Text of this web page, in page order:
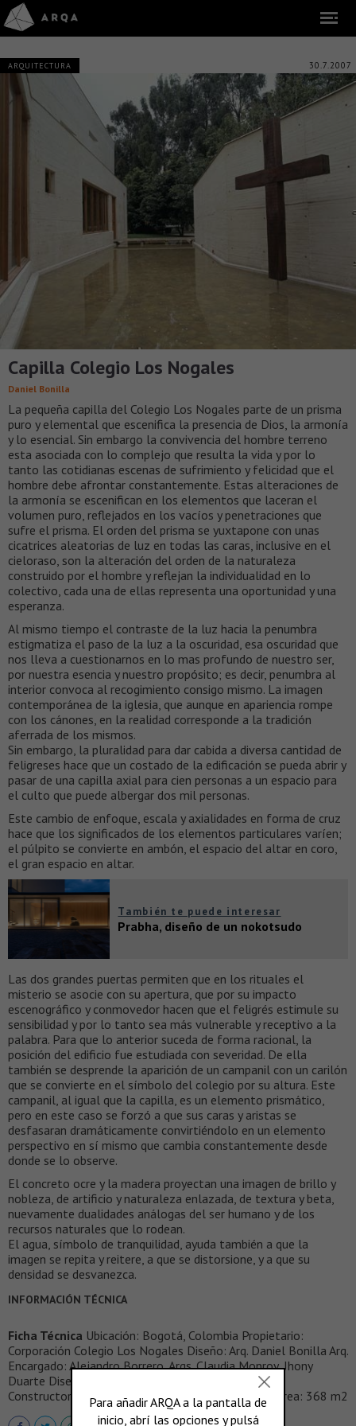
ARQUITECTURA 30.7.2007
Capilla Colegio Los Nogales
Daniel Bonilla
La pequeña capilla del Colegio Los Nogales parte de un prisma
puro y elemental que escenifica la presencia de Dios, la armonía
y lo esencial. Sin embargo la convivencia del hombre terreno
esta asociada con lo complejo que resulta la vida y por lo
tanto las cotidianas escenas de sufrimiento y felicidad que el
hombre debe afrontar constantemente. Estas alteraciones de
la armonía se escenifican en los elementos que laceran el
volumen puro, reflejados en los vacíos y penetraciones que
sufre el prisma. El orden del prisma se yuxtapone con unas
cicatrices aleatorias de luz en todas las caras, inclusive en el
cieloraso, son la alteración del orden de la naturaleza
construido por el hombre y reflejan la individualidad en lo
colectivo, cada una de ellas representa una oportunidad y una
esperanza.
Al mismo tiempo el contraste de la luz hacia la penumbra
estigmatiza el paso de la luz a la oscuridad, esa oscuridad que
nos lleva a cuestionarnos en lo mas profundo de nuestro ser,
por nuestra esencia y nuestro propósito; es decir, penumbra al
interior convoca al recogimiento consigo mismo. La imagen
contemporánea de la iglesia, que aunque en apariencia rompe
con los cánones, en la realidad corresponde a la tradición
aferrada de los mismos.
Sin embargo, la pluralidad para dar cabida a diversa cantidad de
feligreses hace que un costado de la edificación se pueda abrir y
pasar de una capilla axial para cien personas a un espacio para
el culto que puede albergar dos mil personas.
Este cambio de enfoque, escala y axialidades en forma de cruz
hace que los significados de los elementos particulares varíen;
el púlpito se convierte en ambón, el espacio del altar en coro,
el gran espacio en altar.
También te puede interesar
Prabha, diseño de un nokotsudo
Las dos grandes puertas permiten que en los rituales el
misterio se asocie con su apertura, que por su impacto
escenográfico y conmovedor hacen que el feligrés estimule su
sensibilidad y por lo tanto sea más vulnerable y receptivo a la
palabra. Para que lo anterior suceda de forma racional, la
posición del edificio fue estudiada con severidad. De ella
también se desprende la aparición de un campanil con un carilón
que se convierte en el símbolo del colegio por su altura. Este
campanil, al igual que la capilla, es un elemento prismático,
pero en este caso se forzó a que sus caras y aristas se
desfasaran dramáticamente convirtiéndolo en un elemento
perspectivo en sí mismo que cambia constantemente desde
donde se lo observe.
El concreto ocre y la madera proyectan una imagen de brillo y
nobleza, de artificio y naturaleza enlazada, de textura y beta,
nuevamente dualidades análogas del ser humano y de los
recursos naturales que lo rodean.
El agua, símbolo de tranquilidad, ayuda también a que la
imagen se repita y reitere, a que se distorsione, y a que su
densidad se desvanezca.
INFORMACIÓN TÉCNICA
Ficha Técnica Ubicación: Bogotá, Colombia Propietario:
Corporación Colegio Los Nogales Diseño: Arq. Daniel Bonilla Arq.
Encargado: Alejandro Borrero, Arqs. Claudia Monroy, Jhony
Duarte Diseñador estructural: Ing. Hernán Sandoval
Constructor: Arq. Jaime Pizarro Fecha: 2000/2001 Area: 368 m2